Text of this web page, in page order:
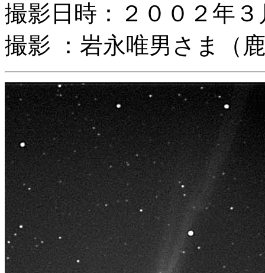
撮影日時：２００２年
撮影 ：岩永唯男さま（